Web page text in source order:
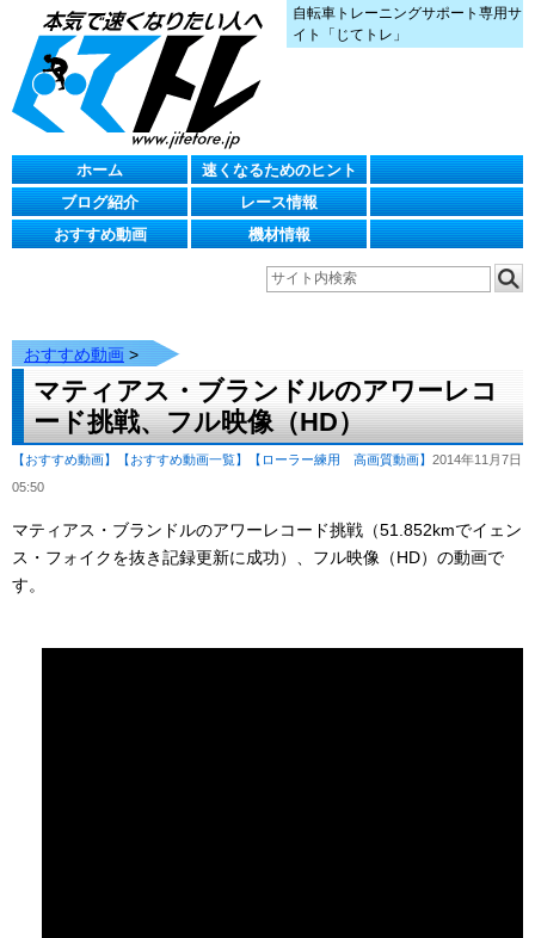
自転車トレーニングサポート専用サ
イト「じてトレ」
ホーム
速くなるためのヒント
ブログ紹介
レース情報
おすすめ動画
機材情報
おすすめ動画 >
マティアス・ブランドルのアワーレコ
ード挑戦、フル映像（HD）
【おすすめ動画】 【おすすめ動画一覧】 【ローラー練用 高画質動画】 2014年11月7日
05:50
マティアス・ブランドルのアワーレコード挑戦（51.852kmでイェン
ス・フォイクを抜き記録更新に成功）、フル映像（HD）の動画で
す。